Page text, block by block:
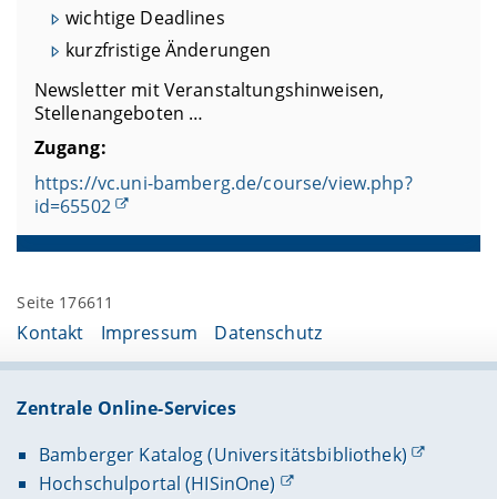
wichtige Deadlines
kurzfristige Änderungen
Newsletter mit Veranstaltungshinweisen,
Stellenangeboten …
Zugang:
https://vc.uni-bamberg.de/course/view.php?
id=65502
Seite 176611
Kontakt Impressum Datenschutz
Zentrale Online-Services
Bamberger Katalog (Universitätsbibliothek)
Hochschulportal (HISinOne)